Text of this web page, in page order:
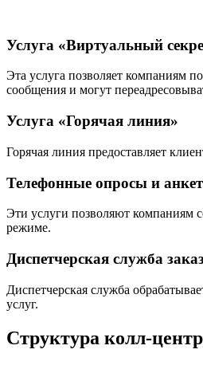
Услуга «Виртуальный
Эта услуга позволяет компаниям
сообщения и могут
Услуга «Горячая линия»
Горячая линия предоставляет
Телефонные опросы и
Эти услуги позволяют компаниям
режиме.
Диспетчерская служба
Диспетчерская служба
услуг.
Структура колл-